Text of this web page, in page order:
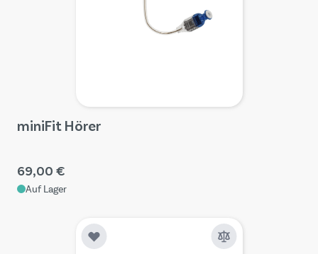
miniFit Hörer
69,00 €
Auf Lager